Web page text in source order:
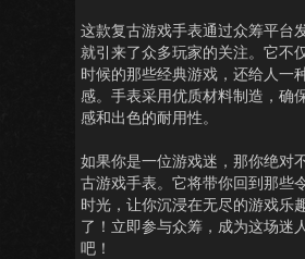
这款复古游戏手表通过众筹平台
就引来了众多玩家的关注。它不
时候的那些经典游戏，还给人一
感。手表采用优质材料制造，确
感和出色的耐用性。
如果你是一位游戏迷，那你绝对
古游戏手表。它将带你回到那些
时光，让你沉浸在无尽的游戏乐
了！立即参与众筹，成为这场迷
吧！